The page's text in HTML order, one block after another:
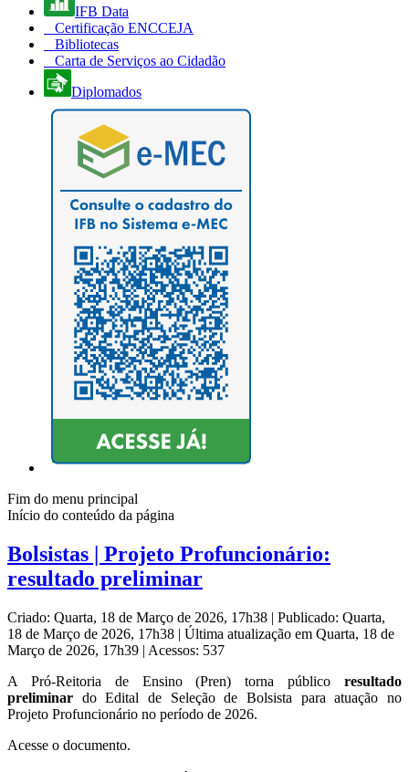
IFB Data
Certificação ENCCEJA
Bibliotecas
Carta de Serviços ao Cidadão
Diplomados
Fim do menu principal
Início do conteúdo da página
Bolsistas | Projeto Profuncionário:
resultado preliminar
Criado: Quarta, 18 de Março de 2026, 17h38 | Publicado: Quarta,
18 de Março de 2026, 17h38 | Última atualização em Quarta, 18 de
Março de 2026, 17h39 | Acessos: 537
A Pró-Reitoria de Ensino (Pren) torna público resultado
preliminar do Edital de Seleção de Bolsista para atuação no
Projeto Profuncionário no período de 2026.
Acesse o documento.